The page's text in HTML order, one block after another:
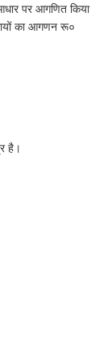
पर आगणित किया
का आगणन रू०
है।